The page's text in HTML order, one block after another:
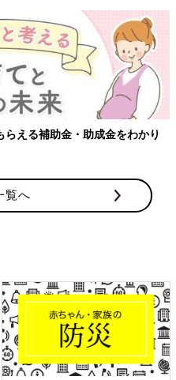
の感染症対策、知っておいて！
覧へ